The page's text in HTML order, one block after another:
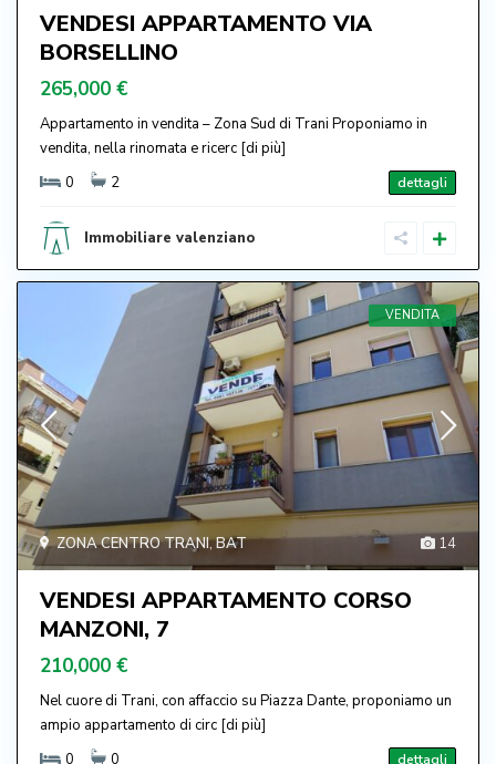
VENDESI APPARTAMENTO VIA
BORSELLINO
265,000 €
Appartamento in vendita – Zona Sud di Trani Proponiamo in
vendita, nella rinomata e ricerc [di più]
0
2 dettagli
Immobiliare valenziano
14
ZONA CENTRO TRANI,BAT
VENDITA
VENDESI APPARTAMENTO CORSO
MANZONI, 7
210,000 €
Nel cuore di Trani, con affaccio su Piazza Dante, proponiamo un
ampio appartamento di circ [di più]
0
0 dettagli